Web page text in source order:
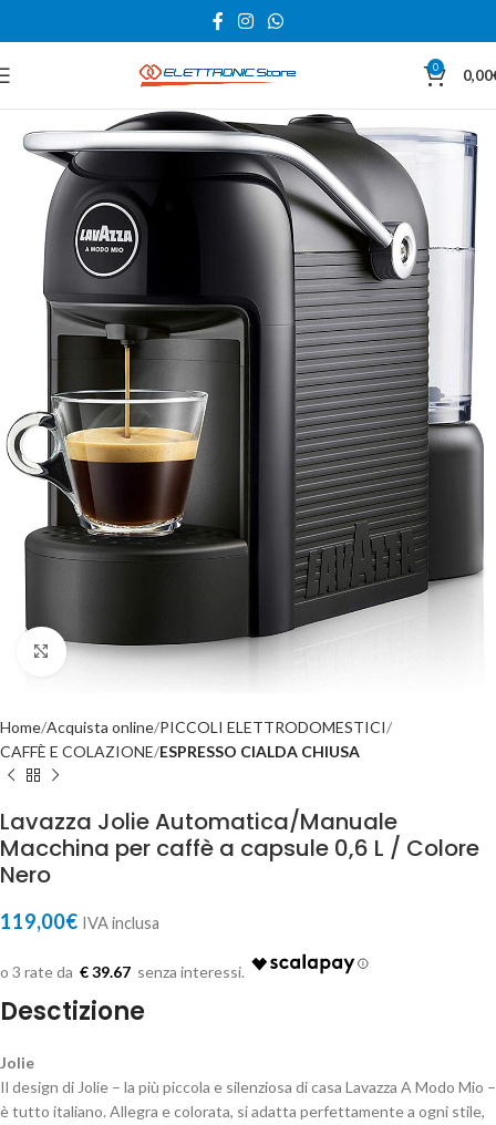
0 0,00
Click to enlarge
Home Acquista online PICCOLI ELETTRODOMESTICI
CAFFÈ E COLAZIONE ESPRESSO CIALDA CHIUSA
Lavazza Jolie Automatica/Manuale
Macchina per caffè a capsule 0,6 L / Colore
Nero
119,00€ IVA inclusa
€ 39.67
Desctizione
Jolie
Il design di Jolie – la più piccola e silenziosa di casa Lavazza A Modo Mio –
è tutto italiano. Allegra e colorata, si adatta perfettamente a ogni stile,